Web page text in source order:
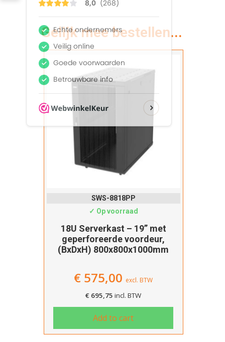
Gelijk mee bestellen...
SWS-8818PP
✓ Op voorraad
18U Serverkast – 19” met
geperforeerde voordeur,
(BxDxH) 800x800x1000mm
€ 575,00 excl. BTW
€ 695,75 incl. BTW
Add to cart